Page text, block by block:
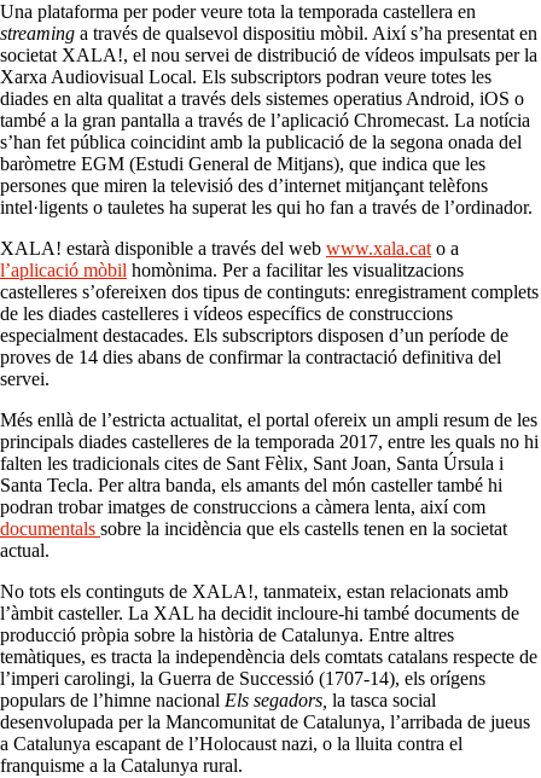
Una plataforma per poder veure tota la temporada castellera en
streaming a través de qualsevol dispositiu mòbil. Així s’ha presentat en
societat XALA!, el nou servei de distribució de vídeos impulsats per la
Xarxa Audiovisual Local. Els subscriptors podran veure totes les
diades en alta qualitat a través dels sistemes operatius Android, iOS o
també a la gran pantalla a través de l’aplicació Chromecast. La notícia
s’han fet pública coincidint amb la publicació de la segona onada del
baròmetre EGM (Estudi General de Mitjans), que indica que les
persones que miren la televisió des d’internet mitjançant telèfons
intel·ligents o tauletes ha superat les qui ho fan a través de l’ordinador.
XALA! estarà disponible a través del web www.xala.cato a
l’aplicació mòbil homònima. Per a facilitar les visualitzacions
castelleres s’ofereixen dos tipus de continguts: enregistrament complets
de les diades castelleres i vídeos específics de construccions
especialment destacades. Els subscriptors disposen d’un període de
proves de 14 dies abans de confirmar la contractació definitiva del
servei.
Més enllà de l’estricta actualitat, el portal ofereix un ampli resum de les
principals diades castelleres de la temporada 2017, entre les quals no hi
falten les tradicionals cites de Sant Fèlix, Sant Joan, Santa Úrsula i
Santa Tecla. Per altra banda, els amants del món casteller també hi
podran trobar imatges de construccions a càmera lenta, així com
documentals sobre la incidència que els castells tenen en la societat
actual.
No tots els continguts de XALA!, tanmateix, estan relacionats amb
l’àmbit casteller. La XAL ha decidit incloure-hi també documents de
producció pròpia sobre la història de Catalunya. Entre altres
temàtiques, es tracta la independència dels comtats catalans respecte de
l’imperi carolingi, la Guerra de Successió (1707-14), els orígens
populars de l’himne nacional Els segadors, la tasca social
desenvolupada per la Mancomunitat de Catalunya, l’arribada de jueus
a Catalunya escapant de l’Holocaust nazi, o la lluita contra el
franquisme a la Catalunya rural.